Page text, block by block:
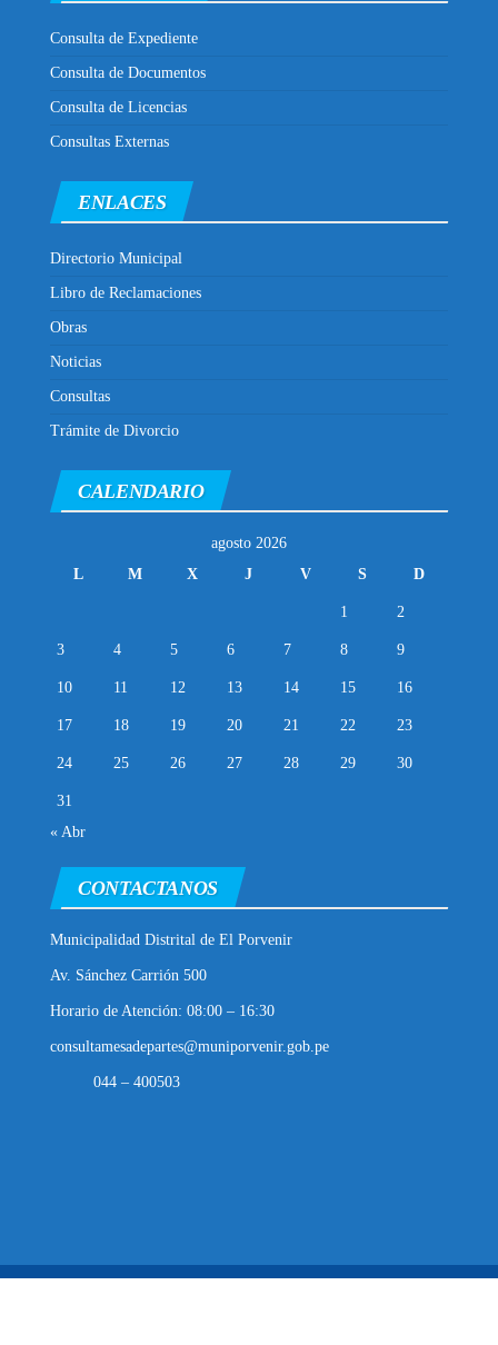
Consulta de Expediente
Consulta de Documentos
Consulta de Licencias
Consultas Externas
ENLACES
Directorio Municipal
Libro de Reclamaciones
Obras
Noticias
Consultas
Trámite de Divorcio
CALENDARIO
agosto 2026
L
M X J V S D
1 2
3 4 5 6 7 8 9
10 11 12 13 14 15 16
17 18 19 20 21 22 23
24 25 26 27 28 29 30
31
« Abr
CONTACTANOS
Municipalidad Distrital de El Porvenir
Av. Sánchez Carrión 500
Horario de Atención: 08:00 – 16:30
consultamesadepartes@muniporvenir.gob.pe
044 – 400503